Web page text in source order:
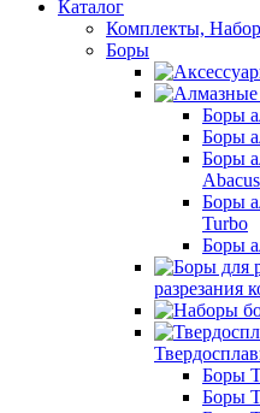
Каталог
Комплекты,
Боры
Боры
Боры
Боры
Abacus
Боры
Turbo
Боры
разрезания
Боры
Боры